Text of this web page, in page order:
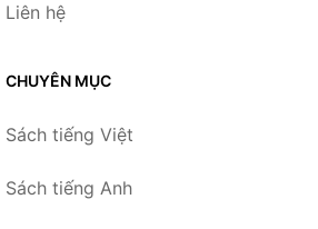
Liên hệ
CHUYÊN MỤC
Sách tiếng Việt
Sách tiếng Anh